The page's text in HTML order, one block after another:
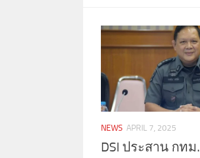
NEWS APRIL 7, 2025
DSI ประสาน กท